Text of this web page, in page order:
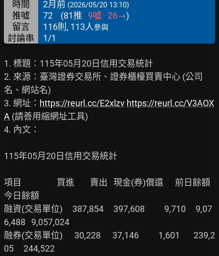
時間 2月前 (2026/05/20 13:10)
推噓 72 (81推 9噓 26→)
留言
116則, 113人參與
討論串 1/1
1. 標題：115年05月20日信用交易統計
2. 來源：臺灣證券交易所、證券櫃檯買賣中心 (公司
名、網站名)
3. 網址： https://reurl.cc/E2xlzv https://reurl.cc/V3AOX
A (請善用縮網址工具)
4. 內文：
115年05月20日信用交易統計
項目                  買進        賣出   現金(券)償還      前日餘額
今日餘額
融資(交易單位)     387,854     397,608          9,710     9,07
6,488   9,057,024
融券(交易單位)      30,228      37,146          1,601       239,2
05     244,522